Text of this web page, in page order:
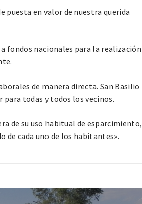
puesta en valor de nuestra querida
fondos nacionales para la realización
de manera directa. San Basilio
todas y todos los vecinos.
de su uso habitual de esparcimiento,
de cada uno de los habitantes».